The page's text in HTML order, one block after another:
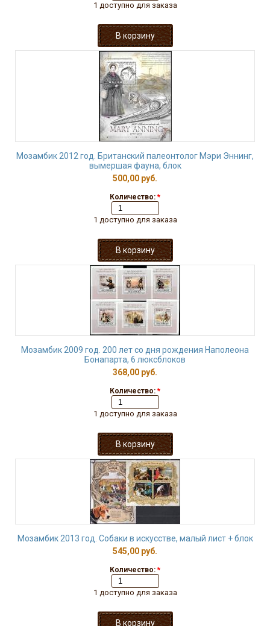
1 доступно для заказа
Мозамбик 2012 год. Британский палеонтолог Мэри Эннинг,
вымершая фауна, блок
500,00 руб.
Количество: *
1 доступно для заказа
Мозамбик 2009 год. 200 лет со дня рождения Наполеона
Бонапарта, 6 люксблоков
368,00 руб.
Количество: *
1 доступно для заказа
Мозамбик 2013 год. Собаки в искусстве, малый лист + блок
545,00 руб.
Количество: *
1 доступно для заказа